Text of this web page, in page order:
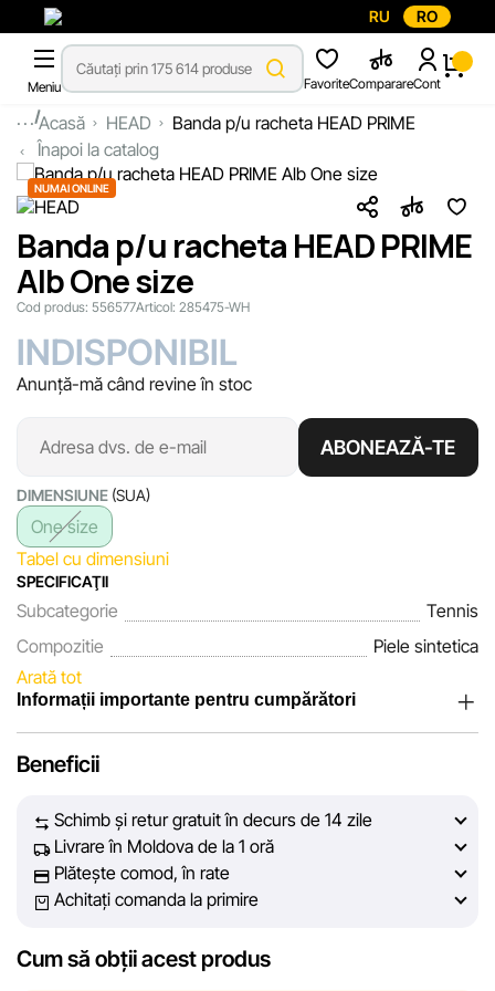
RU RO
Meniu FavoriteComparareCont
...Acasă HEAD
Banda p/u racheta HEAD PRIME
Înapoi la catalog
NUMAI ONLINE
Banda p/u racheta HEAD PRIME
Alb One size
Cod produs: 556577Articol: 285475-WH
INDISPONIBIL
Anunță-mă când revine în stoc
ABONEAZĂ-TE
DIMENSIUNE (SUA)
One size
Tabel cu dimensiuni
SPECIFICAŢII
Subcategorie
Tennis
Compozitie
Piele sintetica
Arată tot
Informații importante pentru cumpărători
încrederea clienților noștri. În fiecare zi depunem eforturi
prezentate pe site să fie cât mai complete, obiective și
actuale. Scopul nostru este să vă oferim informații corecte și
veridice, pentru ca dvs. să puteți lua cea mai bună decizie
de cumpărare.
Cu toate acestea, în ciuda controlului constant, Sportlandia
Beneficii
Schimb și retur gratuit în decurs de 14 zile
Livrare în Moldova de la 1 oră
Plătește comod, în rate
Achitați comanda la primire
Cum să obții acest produs